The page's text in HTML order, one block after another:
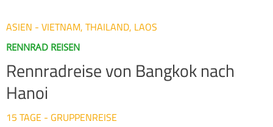
ASIEN - VIETNAM, THAILAND, LAOS
RENNRAD REISEN
Rennradreise von Bangkok nach
Hanoi
15 TAGE - GRUPPENREISE